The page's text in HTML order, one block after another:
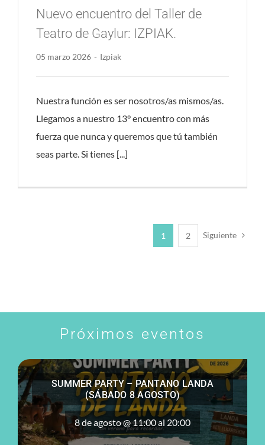
Nuevo encuentro del Taller de
Teatro de Gaylur: IZPIAK.
05 marzo 2026 - Izpiak
Nuestra función es ser nosotros/as mismos/as.
Llegamos a nuestro 13° encuentro con más
fuerza que nunca y queremos que tú también
seas parte. Si tienes [...]
1 2 Siguiente
Próximos eventos
SUMMER PARTY – PANTANO LANDA
(SÁBADO 8 AGOSTO)
8 de agosto @ 11:00al 20:00